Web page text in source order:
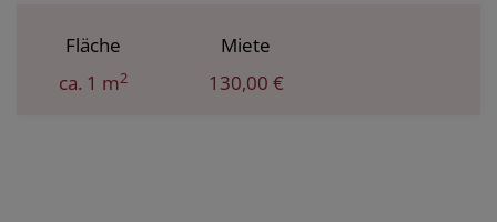
Fläche
ca. 1 m2
Miete
130,00 €